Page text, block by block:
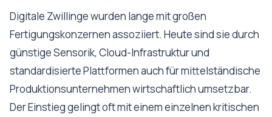
Digitale Zwillinge wurden lange mit großen
Fertigungskonzernen assoziiert. Heute sind sie durch
günstige Sensorik, Cloud-Infrastruktur und
standardisierte Plattformen auch für mittelständische
Produktionsunternehmen wirtschaftlich umsetzbar.
Der Einstieg gelingt oft mit einem einzelnen kritischen